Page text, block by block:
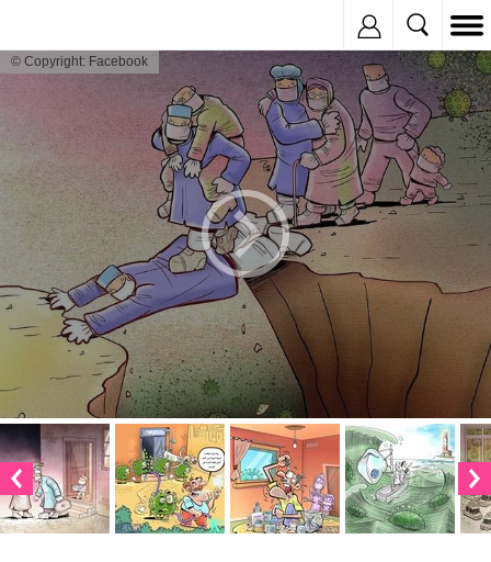
© Copyright: Facebook